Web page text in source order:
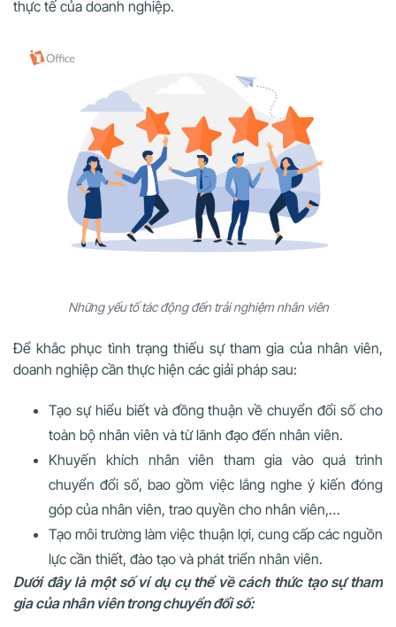
thực tế của doanh nghiệp.
Những yếu tố tác động đến trải nghiệm nhân viên
Để khắc phục tình trạng thiếu sự tham gia của nhân viên,
doanh nghiệp cần thực hiện các giải pháp sau:
Tạo sự hiểu biết và đồng thuận về chuyển đổi số cho
toàn bộ nhân viên và từ lãnh đạo đến nhân viên.
Khuyến khích nhân viên tham gia vào quá trình
chuyển đổi số, bao gồm việc lắng nghe ý kiến đóng
góp của nhân viên, trao quyền cho nhân viên,…
Tạo môi trường làm việc thuận lợi, cung cấp các nguồn
lực cần thiết, đào tạo và phát triển nhân viên.
Dưới đây là một số ví dụ cụ thể về cách thức tạo sự tham
gia của nhân viên trong chuyển đổi số: